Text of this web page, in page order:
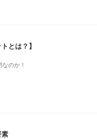
とは？】
のか！